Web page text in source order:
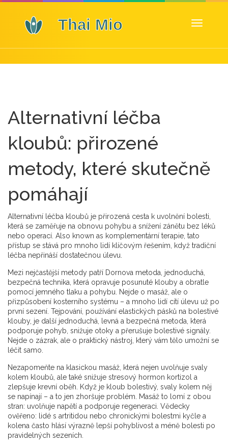
Zobrazit
Alternativní léčba
kloubů: přirozené
metody, které skutečně
pomáhají
Alternativní léčba kloubů je přirozená cesta k uvolnění bolesti
která se zaměřuje na obnovu pohybu a snížení zánětu bez léků
nebo operací . Also known as komplementární terapie , tato
přístup se stává pro mnoho lidí klíčovým řešením, když tradiční
léčba nepřináší dostatečnou úlevu.
Mezi nejčastější metody patří Dornova metoda jednoduchá,
bezpečná technika, která opravuje posunuté klouby a obratle
pomocí jemného tlaku a pohybu . Nejde o masáž, ale o
přizpůsobení kosterního systému – a mnoho lidí cítí úlevu už po
první sezení. Tejpování používání elastických pásků na bolestivé
klouby, je další jednoduchá, levná a bezpečná metoda, která
podporuje pohyb, snižuje otoky a přerušuje bolestivé signály.
Nejde o zázrak, ale o praktický nástroj, který vám tělo umožní se
léčit samo.
Nezapomeňte na klasickou masáž která nejen uvolňuje svaly
kolem kloubů, ale také snižuje stresový hormon kortizol a
zlepšuje krevní oběh . Když je kloub bolestivý, svaly kolem něj
se napínají – a to jen zhoršuje problém. Masáž to lomí z obou
stran: uvolňuje napětí a podporuje regeneraci. Vědecky
ověřeno: lidé s artritidou nebo chronickými bolestmi kyčle a
kolena často hlásí výrazně lepší pohyblivost a méně bolesti po
pravidelných sezeních.